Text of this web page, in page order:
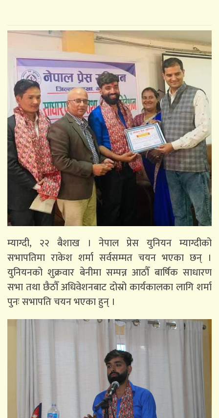
म्याग्दी, २२ बैशाख । नेपाल प्रेस युनियन म्याग्दीको
सभापतिमा राकेश शर्मा सर्वसम्मत चयन भएका छन् ।
युनियनको शुक्रवार बेनीमा सम्पन्न आठौँ बार्षिक साधारण
सभा तथा छैठौँ अधिवेशनबाट दोस्रो कार्यकालका लागि शर्मा
पुनः सभापति चयन भएका हुन् ।